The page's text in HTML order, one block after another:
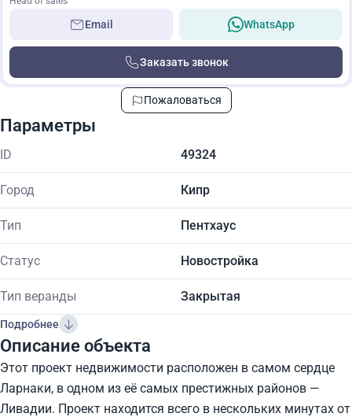
Email WhatsApp
Заказать звонок
Пожаловаться
Параметры
ID 49324
Город Кипр
Тип Пентхаус
Статус Новостройка
Тип веранды Закрытая
Подробнее
Описание объекта
Этот проект недвижимости расположен в самом сердце
Ларнаки, в одном из её самых престижных районов —
Ливадии. Проект находится всего в нескольких минутах от